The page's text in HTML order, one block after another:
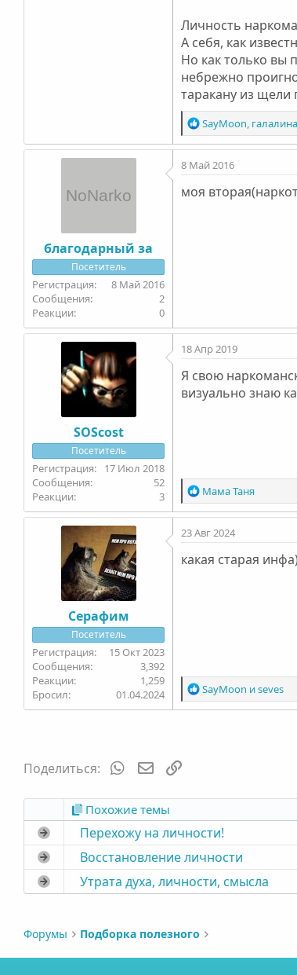
Личность
А себя, как
Но как только вы
небрежно
таракану из щели
Р
е
а
к
и
SayMoon галалина
благодарный за
Посетитель
8 Май 2016
2
0
8 Май 2016
моя
SOScost
Посетитель
17 Июл 2018
52
3
18 Апр 2019
Я свою
визуально знаю
Р
е
а
к
и
Мама Таня
Серафим
Посетитель
15 Окт 2023
3,392
1,259
Бросил
01.04.2024
23 Авг 2024
какая старая
Р
е
SayMoon иseves
Поделиться: WhatsAppЭлектронная почта
Похожие темы
Перехожу на личности!
Восстановление личности
Утрата духа, личности, смысла
Форумы Подборка полезного